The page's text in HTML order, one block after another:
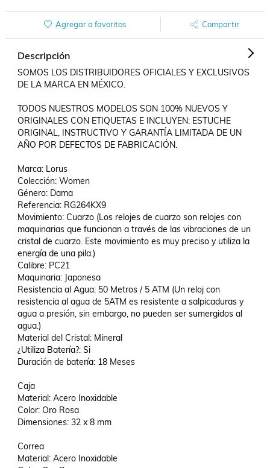
Agregar a favoritos Compartir
Descripción
SOMOS LOS DISTRIBUIDORES OFICIALES Y EXCLUSIVOS
DE LA MARCA EN MÉXICO.
TODOS NUESTROS MODELOS SON 100% NUEVOS Y
ORIGINALES CON ETIQUETAS E INCLUYEN: ESTUCHE
ORIGINAL, INSTRUCTIVO Y GARANTÍA LIMITADA DE UN
AÑO POR DEFECTOS DE FABRICACIÓN.
Marca: Lorus
Colección: Women
Género: Dama
Referencia: RG264KX9
Movimiento: Cuarzo (Los relojes de cuarzo son relojes con
maquinarias que funcionan a través de las vibraciones de un
cristal de cuarzo. Este movimiento es muy preciso y utiliza la
energía de una pila.)
Calibre: PC21
Maquinaria: Japonesa
Resistencia al Agua: 50 Metros / 5 ATM (Un reloj con
resistencia al agua de 5ATM es resistente a salpicaduras y
agua a presión, sin embargo, no pueden ser sumergidos al
agua.)
Material del Cristal: Mineral
¿Utiliza Batería?: Si
Duración de batería: 18 Meses
Caja
Material: Acero Inoxidable
Color: Oro Rosa
Dimensiones: 32 x 8 mm
Correa
Material: Acero Inoxidable